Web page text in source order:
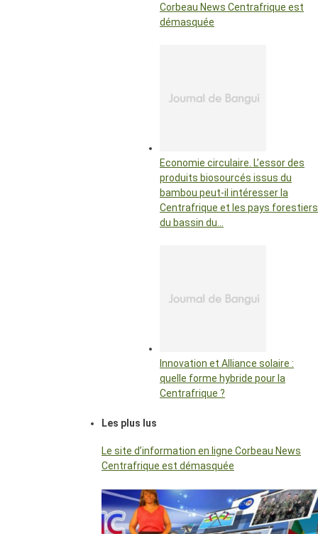
Corbeau News Centrafrique est
démasquée
Economie circulaire. L’essor des
produits biosourcés issus du
bambou peut-il intéresser la
Centrafrique et les pays forestiers
du bassin du…
Innovation et Alliance solaire :
quelle forme hybride pour la
Centrafrique ?
Les plus lus
Le site d’information en ligne Corbeau News
Centrafrique est démasquée